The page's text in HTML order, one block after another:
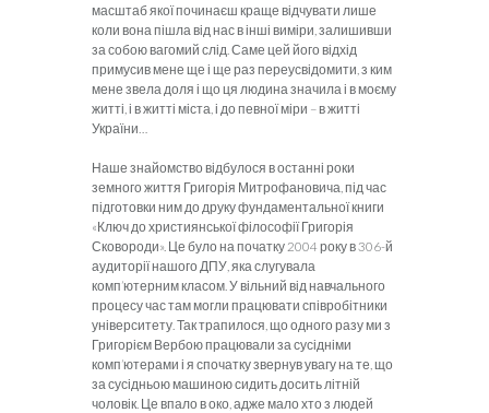
масштаб якої починаєш краще відчувати лише
коли вона пішла від нас в інші виміри, залишивши
за собою вагомий слід. Саме цей його відхід
примусив мене ще і ще раз переусвідомити, з ким
мене звела доля і що ця людина значила і в моєму
житті, і в житті міста, і до певної міри – в житті
України…
Наше знайомство відбулося в останні роки
земного життя Григорія Митрофановича, під час
підготовки ним до друку фундаментальної книги
«Ключ до християнської філософії Григорія
Сковороди». Це було на початку 2004 року в 306-й
аудиторії нашого ДПУ, яка слугувала
комп’ютерним класом. У вільний від навчального
процесу час там могли працювати співробітники
університету. Так трапилося, що одного разу ми з
Григорієм Вербою працювали за сусідніми
комп’ютерами і я спочатку звернув увагу на те, що
за сусідньою машиною сидить досить літній
чоловік. Це впало в око, адже мало хто з людей